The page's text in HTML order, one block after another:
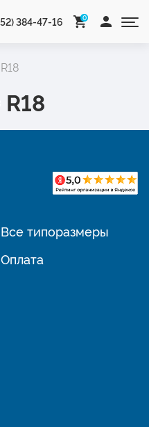
384-47-16 0
Все типоразмеры
Оплата